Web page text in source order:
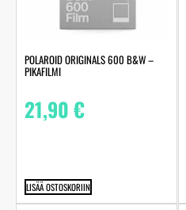
POLAROID ORIGINALS 600 B&W –
PIKAFILMI
21,90€
LISÄÄ OSTOSKORIIN